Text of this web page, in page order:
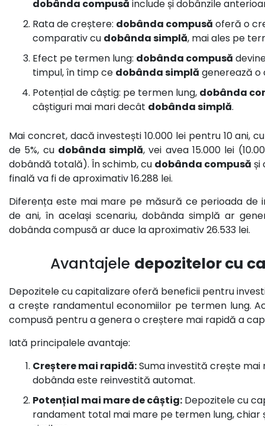
dobânda compusă include și dobânzile
Rata de creștere: dobânda compusă oferă o
comparativ cu dobânda simplă, mai ales pe
Efect pe termen lung: dobânda compusă
timpul, în timp ce dobânda simplă generează o
Potențial de câștig: pe termen lung, dobânda
câștiguri mai mari decât dobânda simplă.
Mai concret, dacă investești 10.000 lei pentru 10 ani,
de 5%, cu dobânda simplă, vei avea 15.000 lei
dobândă totală). În schimb, cu dobânda compusă și
finală va fi de aproximativ 16.288 lei.
Diferența este mai mare pe măsură ce perioada de
de ani, în același scenariu, dobânda simplă ar
dobânda compusă ar duce la aproximativ 26.533 lei.
Avantajele depozitelor cu
Depozitele cu capitalizare oferă beneficii pentru
a crește randamentul economiilor pe termen lung.
compusă pentru a genera o creștere mai rapidă a
Iată principalele avantaje:
Creștere mai rapidă:Suma investită crește mai
dobânda este reinvestită automat.
Potențial mai mare de câștig: Depozitele cu
randament total mai mare pe termen lung, chiar